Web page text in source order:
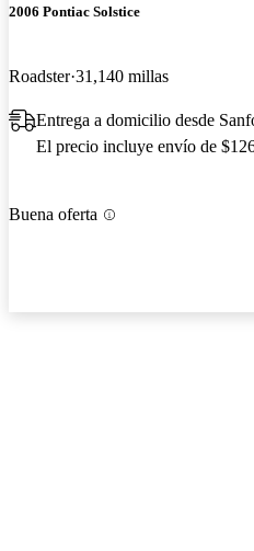
2006 Pontiac Solstice
Roadster 31,140 millas
Entrega a domicilio desde
El precio incluye envío de
Buena oferta